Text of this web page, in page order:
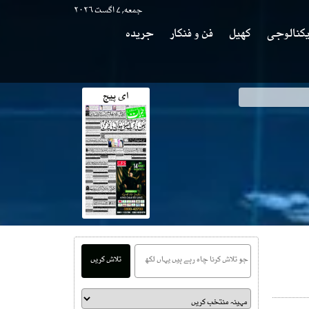
جمعه, ۷ اگست ۲۰۲۶
کھیل فن و فنکار
جریدہ
ای پیج
تلاش کریں